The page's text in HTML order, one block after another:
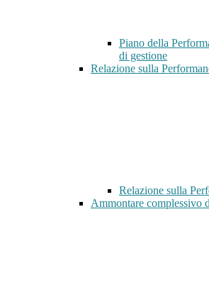
Piano della
di gestione
Relazione sulla
Relazione sulla
Ammontare complessivo